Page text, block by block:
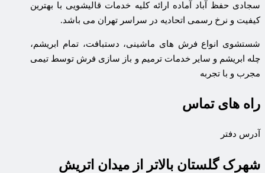
سجادی حفظ آباد آماده ارائه کلیه خدمات قالیشویی با بهترین
کیفیت و نرخ رسمی اتحادیه در سراسر تهران می باشد.
شستشوی انواع فرش های ماشینی، دستبافت، تمام ابریشم،
چله ابریشم و سایر خدمات ترمیم و باز سازی فرش توسط تیمی
مجرب و با تجربه
راه های تماس
آدرس دفتر
شهرک گلستان بالاتر از میدان اتریش